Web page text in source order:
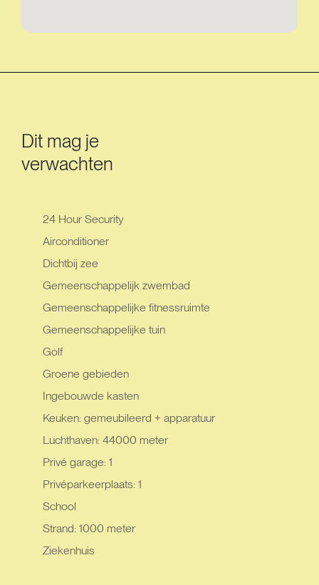
Dit mag je
verwachten
24 Hour Security
Airconditioner
Dichtbij zee
Gemeenschappelijk zwembad
Gemeenschappelijke fitnessruimte
Gemeenschappelijke tuin
Golf
Groene gebieden
Ingebouwde kasten
Keuken: gemeubileerd + apparatuur
Luchthaven: 44000 meter
Privé garage: 1
Privéparkeerplaats: 1
School
Strand: 1000 meter
Ziekenhuis